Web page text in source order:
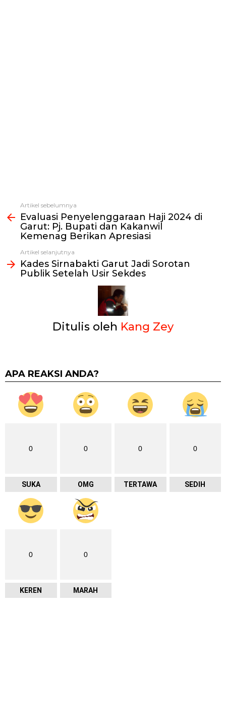
Lihat
selengkapnya
Artikel sebelumnya
Evaluasi Penyelenggaraan Haji 2024 di
Garut: Pj. Bupati dan Kakanwil
Kemenag Berikan Apresiasi
Artikel selanjutnya
Kades Sirnabakti Garut Jadi Sorotan
Publik Setelah Usir Sekdes
Ditulis oleh Kang Zey
APA REAKSI ANDA?
0
SUKA
0
OMG
0
TERTAWA
0
SEDIH
0
KEREN
0
MARAH